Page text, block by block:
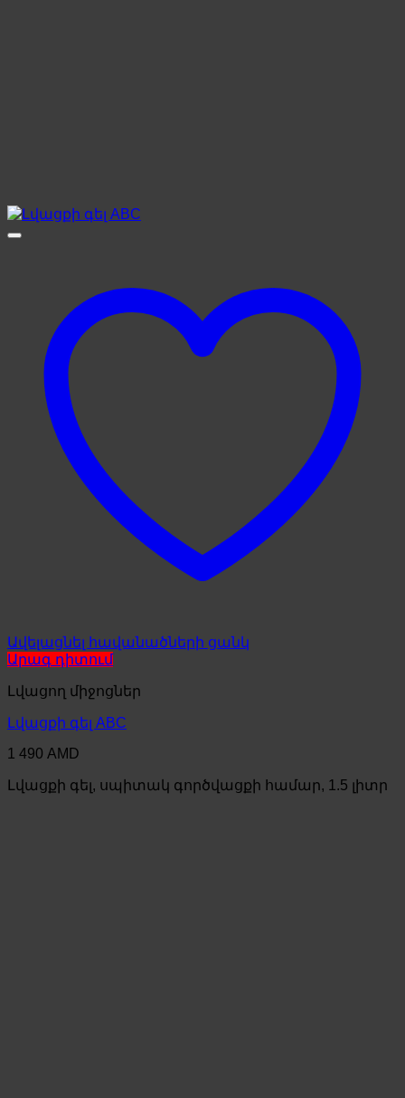
Ավելացնել հավանածների ցանկ
Արագ դիտում
Լվացող միջոցներ
Լվացքի գել ABC
1 490 AMD
Լվացքի գել, սպիտակ գործվացքի համար, 1.5 լիտր